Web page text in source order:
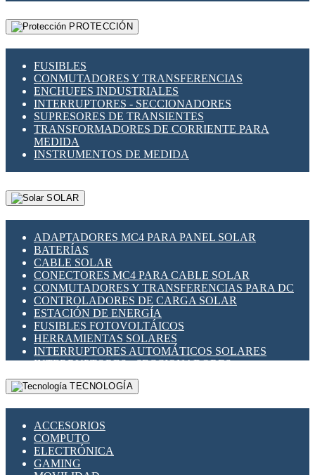
PROTECCIÓN
FUSIBLES
CONMUTADORES Y TRANSFERENCIAS
ENCHUFES INDUSTRIALES
INTERRUPTORES - SECCIONADORES
SUPRESORES DE TRANSIENTES
TRANSFORMADORES DE CORRIENTE PARA
MEDIDA
INSTRUMENTOS DE MEDIDA
SOLAR
ADAPTADORES MC4 PARA PANEL SOLAR
BATERÍAS
CABLE SOLAR
CONECTORES MC4 PARA CABLE SOLAR
CONMUTADORES Y TRANSFERENCIAS PARA DC
CONTROLADORES DE CARGA SOLAR
ESTACIÓN DE ENERGÍA
FUSIBLES FOTOVOLTÁICOS
HERRAMIENTAS SOLARES
INTERRUPTORES AUTOMÁTICOS SOLARES
INTERRUPTORES - SECCIONADORES
FOTOVOLTÁICOS
MONTAJE PANEL SOLAR
SUPRESOR DE TRANSIENTES SPDS PARA
APLICACIONES FOTOVOLTAICAS
TECNOLOGÍA
ACCESORIOS
COMPUTO
ELECTRÓNICA
GAMING